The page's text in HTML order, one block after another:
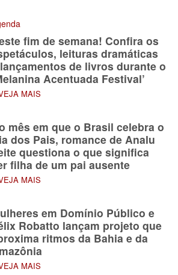
fim de semana! Confira os
leituras dramáticas
de livros durante o
Acentuada Festival’
MAIS
mês em que o Brasil celebra o
dos Pais, romance de Analu
questiona o que significa
filha de um pai ausente
MAIS
em Domínio Público e
Robatto lançam projeto que
ritmos da Bahia e da
MAIS